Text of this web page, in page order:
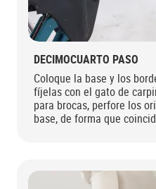
DECIMOCUARTO PASO
Coloque la base y los
fíjelas con el gato de
para brocas, perfore los
base, de forma que